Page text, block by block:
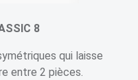
8
qui laisse
entre 2 pièces.